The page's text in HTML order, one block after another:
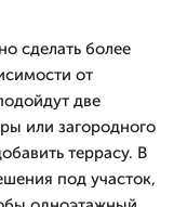
сделать более
от
две
или загородного
террасу. В
под участок,